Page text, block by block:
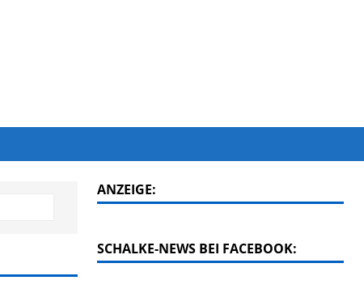
ANZEIGE:
SCHALKE-NEWS BEI FACEBOOK: